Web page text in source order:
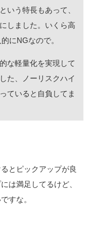
いう特長もあって、
しました。いくら高
にNGなので。
な軽量化を実現して
た、ノーリスクハイ
ていると自負してま
とピックアップが良
は満足してるけど、
すな。